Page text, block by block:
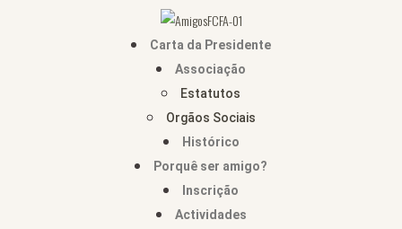
Carta da Presidente
Associação
Estatutos
Orgãos Sociais
Histórico
Porquê ser amigo?
Inscrição
Actividades